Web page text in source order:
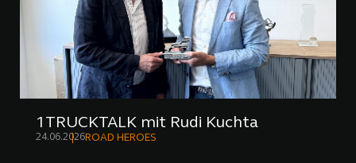
1TRUCKTALK mit Rudi Kuchta
24.06.2026ROAD HEROES